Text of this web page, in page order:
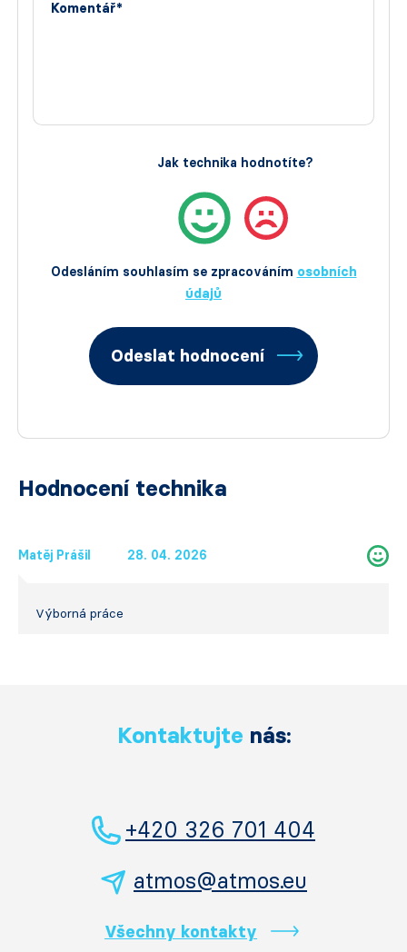
Komentář*
Odesláním souhlasím se zpracováním osobních
údajů
Jak technika hodnotíte?
Odeslat hodnocení
Hodnocení technika
Matěj Prášil 28. 04. 2026
Výborná práce
Kontaktujte nás:
+420 326 701 404
atmos@atmos.eu
Všechny kontakty